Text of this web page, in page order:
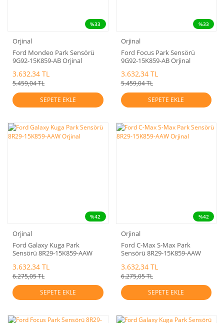
%33
Orjinal
Ford Mondeo Park Sensörü
9G92-15K859-AB Orjinal
3.632,34 TL
5.459,04 TL
SEPETE EKLE
%33
Orjinal
Ford Focus Park Sensörü
9G92-15K859-AB Orjinal
3.632,34 TL
5.459,04 TL
SEPETE EKLE
%42
Orjinal
Ford Galaxy Kuga Park
Sensörü 8R29-15K859-AAW
3.632,34 TL
6.275,05 TL
SEPETE EKLE
%42
Orjinal
Ford C-Max S-Max Park
Sensörü 8R29-15K859-AAW
3.632,34 TL
6.275,05 TL
SEPETE EKLE